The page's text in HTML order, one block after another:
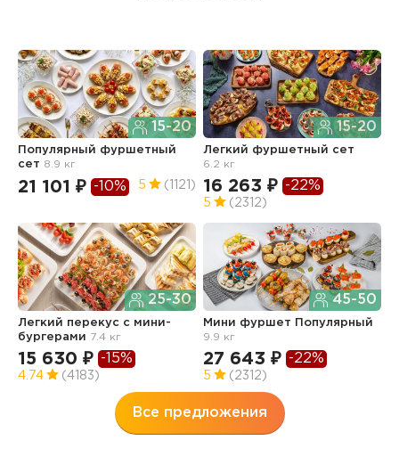
15-20
Популярный фуршетный
сет 8.9 кг
21 101 ₽ -10% 5 (1121)
15-20
Легкий фуршетный сет
6.2 кг
16 263 ₽ -22%
5 (2312)
25-30
Легкий перекус c мини-
бургерами 7.4 кг
15 630 ₽ -15%
4.74 (4183)
45-50
Мини фуршет Популярный
9.9 кг
27 643 ₽ -22%
5 (2312)
Все предложения